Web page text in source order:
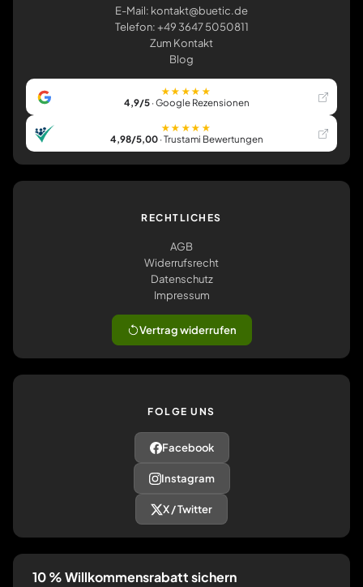
E-Mail: kontakt@buetic.de
Telefon: +49 3647 5050811
Zum Kontakt
Blog
★★★★★
4,9/5· Google Rezensionen
★★★★★
4,98/5,00· Trustami Bewertungen
RECHTLICHES
AGB
Widerrufsrecht
Datenschutz
Impressum
Vertrag widerrufen
FOLGE UNS
Facebook
Instagram
X / Twitter
10 % Willkommensrabatt sichern